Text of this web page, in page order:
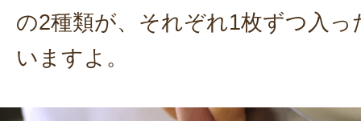
の2種類が、それぞれ1枚ずつ入
いますよ。